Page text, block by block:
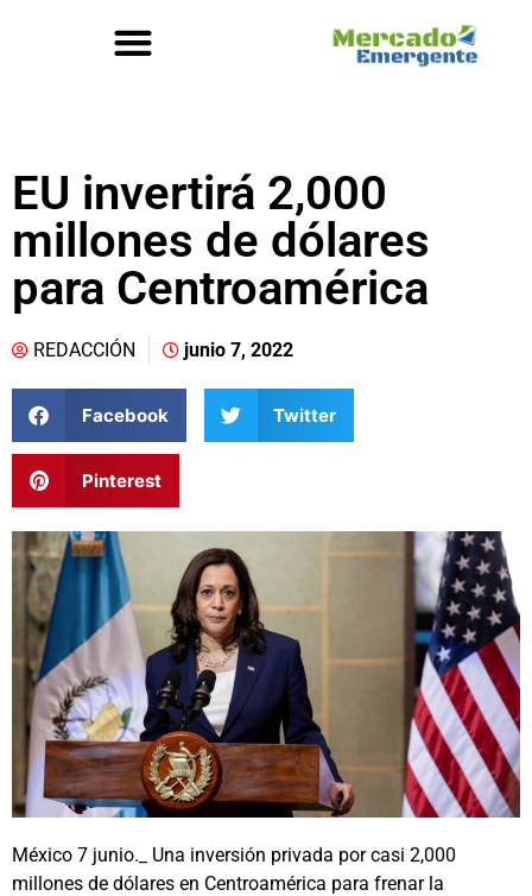
EU invertirá 2,000
millones de dólares
para Centroamérica
REDACCIÓN junio 7, 2022
Facebook Twitter
Pinterest
México 7 junio._ Una inversión privada por casi 2,000
millones de dólares en Centroamérica para frenar la